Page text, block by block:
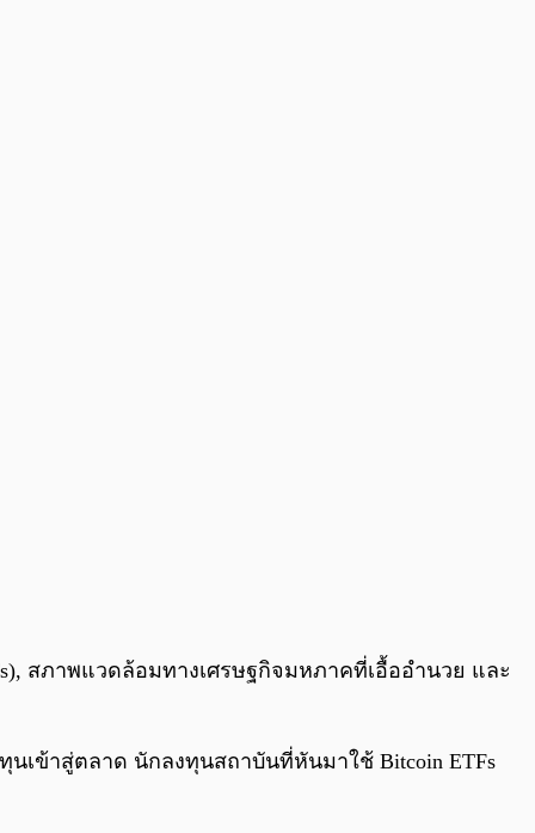
สภาพแวดล้อมทางเศรษฐกิจมหภาคที่เอื้ออำนวย และ
นเข้าสู่ตลาด นักลงทุนสถาบันที่หันมาใช้ Bitcoin ETFs